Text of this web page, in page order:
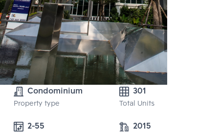
Condominium
Property type
301
Total Units
2015